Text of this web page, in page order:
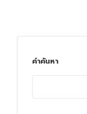
คำค้นหา